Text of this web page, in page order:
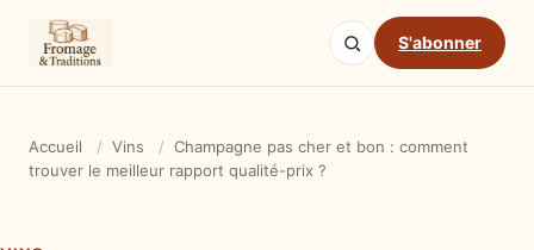
S'abonner
Accueil / Vins / Champagne pas cher et bon : comment
trouver le meilleur rapport qualité-prix ?